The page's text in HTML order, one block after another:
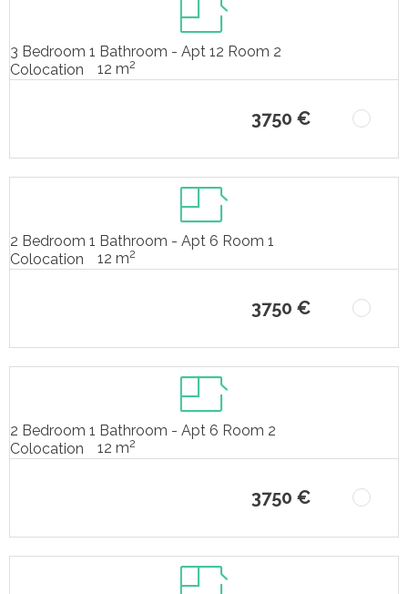
3 Bedroom 1 Bathroom - Apt 12 Room 2
Colocation
12 m2
3750 €
2 Bedroom 1 Bathroom - Apt 6 Room 1
Colocation
12 m2
3750 €
2 Bedroom 1 Bathroom - Apt 6 Room 2
Colocation
12 m2
3750 €